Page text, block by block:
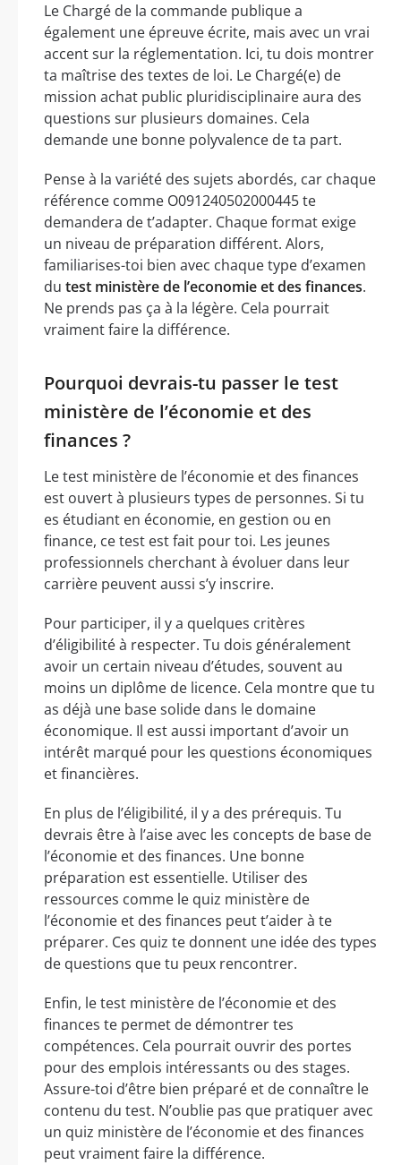
Le Chargé de la commande publique a
également une épreuve écrite, mais avec un vrai
accent sur la réglementation. Ici, tu dois montrer
ta maîtrise des textes de loi. Le Chargé(e) de
mission achat public pluridisciplinaire aura des
questions sur plusieurs domaines. Cela
demande une bonne polyvalence de ta part.
Pense à la variété des sujets abordés, car chaque
référence comme O091240502000445 te
demandera de t’adapter. Chaque format exige
un niveau de préparation différent. Alors,
familiarises-toi bien avec chaque type d’examen
du test ministère de l’economie et des finances.
Ne prends pas ça à la légère. Cela pourrait
vraiment faire la différence.
Pourquoi devrais-tu passer le test
ministère de l’économie et des
finances ?
Le test ministère de l’économie et des finances
est ouvert à plusieurs types de personnes. Si tu
es étudiant en économie, en gestion ou en
finance, ce test est fait pour toi. Les jeunes
professionnels cherchant à évoluer dans leur
carrière peuvent aussi s’y inscrire.
Pour participer, il y a quelques critères
d’éligibilité à respecter. Tu dois généralement
avoir un certain niveau d’études, souvent au
moins un diplôme de licence. Cela montre que tu
as déjà une base solide dans le domaine
économique. Il est aussi important d’avoir un
intérêt marqué pour les questions économiques
et financières.
En plus de l’éligibilité, il y a des prérequis. Tu
devrais être à l’aise avec les concepts de base de
l’économie et des finances. Une bonne
préparation est essentielle. Utiliser des
ressources comme le quiz ministère de
l’économie et des finances peut t’aider à te
préparer. Ces quiz te donnent une idée des types
de questions que tu peux rencontrer.
Enfin, le test ministère de l’économie et des
finances te permet de démontrer tes
compétences. Cela pourrait ouvrir des portes
pour des emplois intéressants ou des stages.
Assure-toi d’être bien préparé et de connaître le
contenu du test. N’oublie pas que pratiquer avec
un quiz ministère de l’économie et des finances
peut vraiment faire la différence.